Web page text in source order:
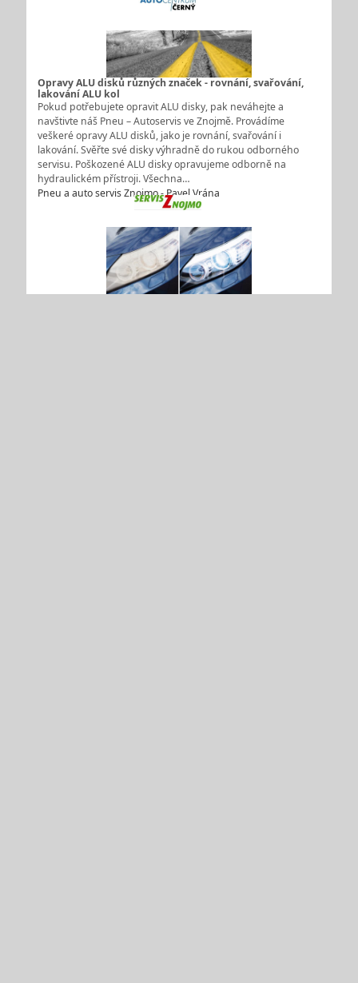
Opravy ALU disků různých značek - rovnání, svařování,
lakování ALU kol
Pokud potřebujete opravit ALU disky, pak neváhejte a
navštivte náš Pneu – Autoservis ve Znojmě. Provádíme
veškeré opravy ALU disků, jako je rovnání, svařování i
lakování. Svěřte své disky výhradně do rukou odborného
servisu. Poškozené ALU disky opravujeme odborně na
hydraulickém přístroji. Všechna…
Pneu a auto servis Znojmo - Pavel Vrána